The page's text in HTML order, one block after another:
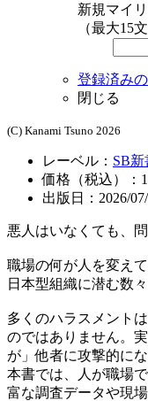
新規マイ
（最大15文
登録済み
閉じる
(C) Kanami Tsuno 2026
レーベル： SB新
価格（税込）：
出版日：2026/
悪人はいなくても、問
職場の何が人を変え
日本型組織に潜む数
多くのハラスメント
のではありません。
が」他者に攻撃的に
本書では、人が職場
富な調査データや現